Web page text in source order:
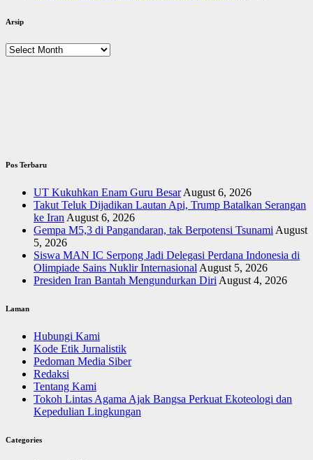
Arsip
Arsip
Pos Terbaru
UT Kukuhkan Enam Guru Besar August 6, 2026
Takut Teluk Dijadikan Lautan Api, Trump Batalkan Serangan
ke Iran August 6, 2026
Gempa M5,3 di Pangandaran, tak Berpotensi Tsunami August
5, 2026
Siswa MAN IC Serpong Jadi Delegasi Perdana Indonesia di
Olimpiade Sains Nuklir Internasional August 5, 2026
Presiden Iran Bantah Mengundurkan Diri August 4, 2026
Laman
Hubungi Kami
Kode Etik Jurnalistik
Pedoman Media Siber
Redaksi
Tentang Kami
Tokoh Lintas Agama Ajak Bangsa Perkuat Ekoteologi dan
Kepedulian Lingkungan
Categories